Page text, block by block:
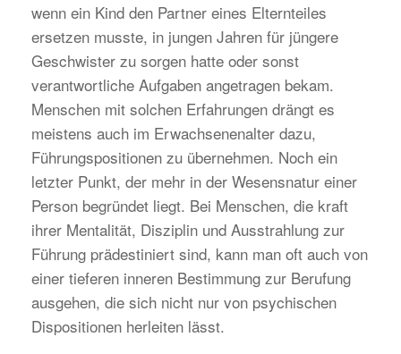
wenn ein Kind den Partner eines Elternteiles
ersetzen musste, in jungen Jahren für jüngere
Geschwister zu sorgen hatte oder sonst
verantwortliche Aufgaben angetragen bekam.
Menschen mit solchen Erfahrungen drängt es
meistens auch im Erwachsenenalter dazu,
Führungspositionen zu übernehmen. Noch ein
letzter Punkt, der mehr in der Wesensnatur einer
Person begründet liegt. Bei Menschen, die kraft
ihrer Mentalität, Disziplin und Ausstrahlung zur
Führung prädestiniert sind, kann man oft auch von
einer tieferen inneren Bestimmung zur Berufung
ausgehen, die sich nicht nur von psychischen
Dispositionen herleiten lässt.